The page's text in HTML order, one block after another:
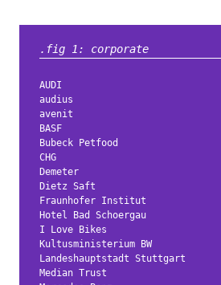
.fig 1: corporate
AUDI
audius
avenit
BASF
Bubeck Petfood
CHG
Demeter
Dietz Saft
Fraunhofer Institut
Hotel Bad Schoergau
I Love Bikes
Kultusministerium BW
Landeshauptstadt Stuttgart
Median Trust